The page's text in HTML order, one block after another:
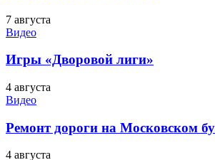
7 августа
Видео
Игры «Дворовой лиги»
4 августа
Видео
Ремонт дороги на Московском
4 августа